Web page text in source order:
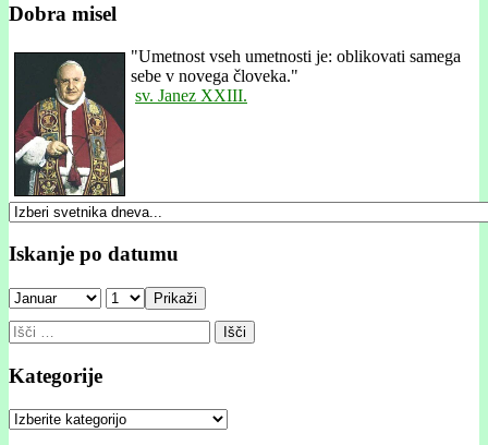
Dobra misel
"Umetnost vseh umetnosti je: oblikovati samega
sebe v novega človeka."
sv. Janez XXIII.
Iskanje po datumu
Prikaži
Išči:
Kategorije
Kategorije